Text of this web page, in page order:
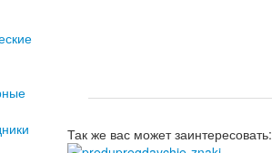
Так же вас может заинтересовать: